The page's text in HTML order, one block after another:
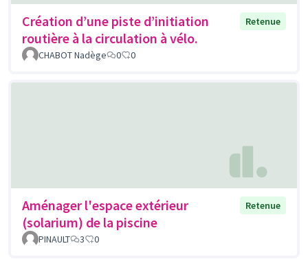
Création d’une piste d’initiation
routière à la circulation à vélo.
Retenue
CHABOT Nadège 0 0
Aménager l'espace extérieur
(solarium) de la piscine
Retenue
PINAULT 3 0